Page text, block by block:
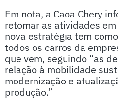
Em nota, a Caoa Chery
retomar as atividades
nova estratégia tem
todos os carros da
que vem, seguindo “as
relação à mobilidade
modernização e
produção.”